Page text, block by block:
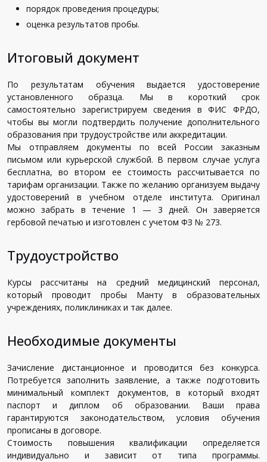
порядок проведения процедуры;
оценка результатов пробы.
Итоговый документ
По результатам обучения выдается удостоверение
установленного образца. Мы в короткий срок
самостоятельно зарегистрируем сведения в ФИС ФРДО,
чтобы вы могли подтвердить получение дополнительного
образования при трудоустройстве или аккредитации.
Мы отправляем документы по всей России заказным
письмом или курьерской службой. В первом случае услуга
бесплатна, во втором ее стоимость рассчитывается по
тарифам организации. Также по желанию организуем выдачу
удостоверений в учебном отделе института. Оригинал
можно забрать в течение 1 — 3 дней. Он заверяется
гербовой печатью и изготовлен с учетом ФЗ № 273.
Трудоустройство
Курсы рассчитаны на средний медицинский персонал,
который проводит пробы Манту в образовательных
учреждениях, поликлиниках и так далее.
Необходимые документы
Зачисление дистанционное и проводится без конкурса.
Потребуется заполнить заявление, а также подготовить
минимальный комплект документов, в который входят
паспорт и диплом об образовании. Ваши права
гарантируются законодательством, условия обучения
прописаны в договоре.
Стоимость повышения квалификации определяется
индивидуально и зависит от типа программы.